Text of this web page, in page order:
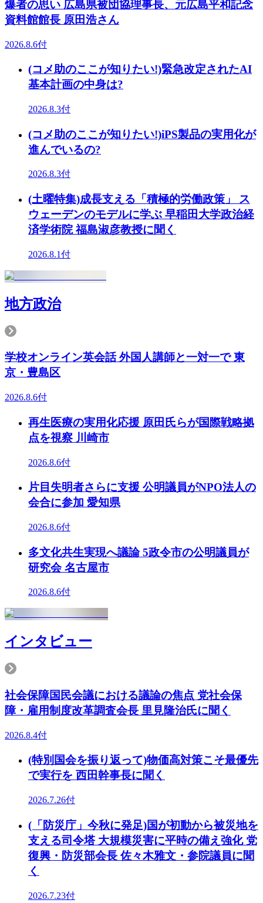
爆者の思い 広島県被団協理事長、元広島平和記念
資料館館長 原田浩さん
2026.8.6付
(コメ助のここが知りたい!)緊急改定されたAI
基本計画の中身は?
2026.8.3付
(コメ助のここが知りたい!)iPS製品の実用化が
進んでいるの?
2026.8.3付
(土曜特集)成長支える「積極的労働政策」 ス
ウェーデンのモデルに学ぶ 早稲田大学政治経
済学術院 福島淑彦教授に聞く
2026.8.1付
地方政治
学校オンライン英会話 外国人講師と一対一で 東
京・豊島区
2026.8.6付
再生医療の実用化応援 原田氏らが国際戦略拠
点を視察 川崎市
2026.8.6付
片目失明者さらに支援 公明議員がNPO法人の
会合に参加 愛知県
2026.8.6付
多文化共生実現へ議論 5政令市の公明議員が
研究会 名古屋市
2026.8.6付
インタビュー
社会保障国民会議における議論の焦点 党社会保
障・雇用制度改革調査会長 里見隆治氏に聞く
2026.8.4付
(特別国会を振り返って)物価高対策こそ最優先
で実行を 西田幹事長に聞く
2026.7.26付
(「防災庁」今秋に発足)国が初動から被災地を
支える司令塔 大規模災害に平時の備え強化 党
復興・防災部会長 佐々木雅文・参院議員に聞
く
2026.7.23付